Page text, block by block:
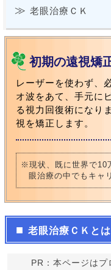
老眼治療ＣＫ
初期の遠視矯
レーザーを使わず、
オ波をあて、手元に
る視力回復術になり
視を矯正します。
※現状、既に世界で10
眼治療の中でもキャ
老眼治療ＣＫと
PR：本ページはプ